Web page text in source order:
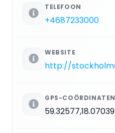
TELEFOON
+4687233000
WEBSITE
GPS-COÖRDINATEN
59.32577,18.07039